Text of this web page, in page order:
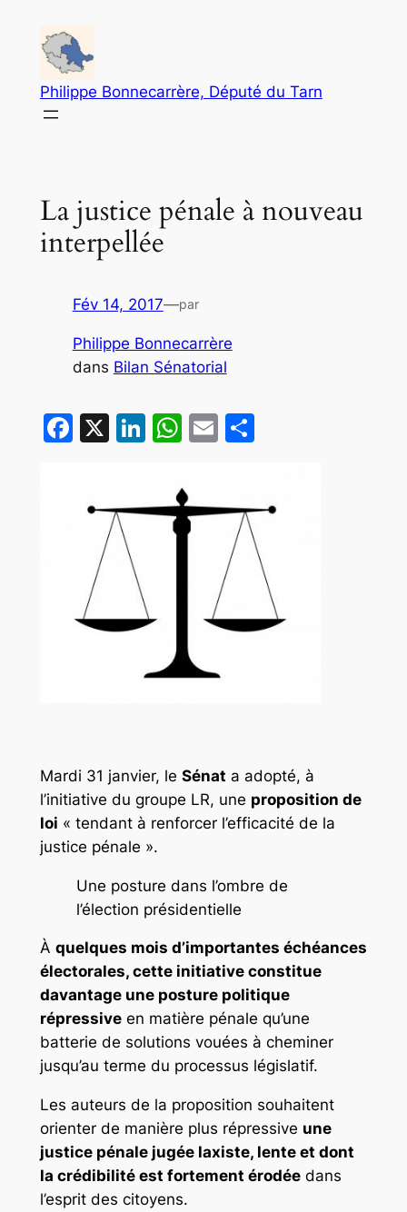
contenu
Philippe Bonnecarrère, Député du Tarn
La justice pénale à nouveau
interpellée
Fév 14, 2017—par
Philippe Bonnecarrère
dans Bilan Sénatorial
Facebook
X LinkedIn
WhatsApp
EmailPartager
Mardi 31 janvier, le Sénat a adopté, à
l’initiative du groupe LR, une proposition de
loi « tendant à renforcer l’efficacité de la
justice pénale ».
Une posture dans l’ombre de
l’élection présidentielle
À quelques mois d’importantes échéances
électorales, cette initiative constitue
davantage une posture politique
répressiveen matière pénale qu’une
batterie de solutions vouées à cheminer
jusqu’au terme du processus législatif.
Les auteurs de la proposition souhaitent
orienter de manière plus répressive une
justice pénale jugée laxiste, lente et dont
la crédibilité est fortement érodéedans
l’esprit des citoyens.